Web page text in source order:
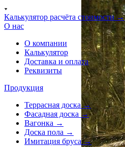
Калькулятор расчёта стоимости →
О нас
О компании
Калькулятор
Доставка и оплата
Реквизиты
Продукция
Террасная доска →
Фасадная доска →
Вагонка →
Доска пола →
Имитация бруса →